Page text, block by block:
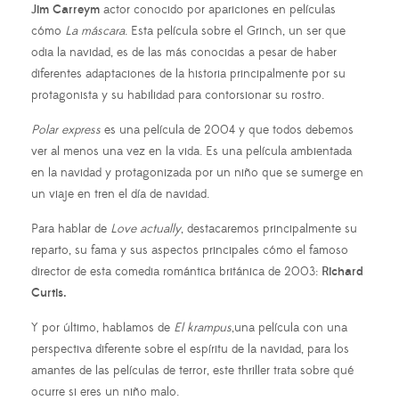
Jim Carreym actor conocido por apariciones en películas
cómo La máscara. Esta película sobre el Grinch, un ser que
odia la navidad, es de las más conocidas a pesar de haber
diferentes adaptaciones de la historia principalmente por su
protagonista y su habilidad para contorsionar su rostro.
Polar express es una película de 2004 y que todos debemos
ver al menos una vez en la vida. Es una película ambientada
en la navidad y protagonizada por un niño que se sumerge en
un viaje en tren el día de navidad.
Para hablar de Love actually, destacaremos principalmente su
reparto, su fama y sus aspectos principales cómo el famoso
director de esta comedia romántica británica de 2003: Richard
Curtis.
Y por último, hablamos de El krampus,una película con una
perspectiva diferente sobre el espíritu de la navidad, para los
amantes de las películas de terror, este thriller trata sobre qué
ocurre si eres un niño malo.